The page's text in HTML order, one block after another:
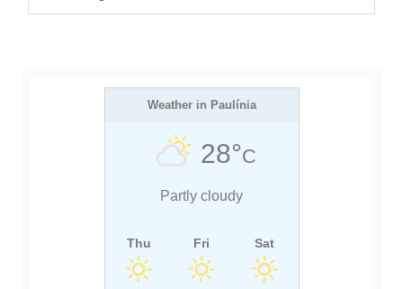
Weather in Paulínia
28°C
Partly cloudy
Thu Fri Sat